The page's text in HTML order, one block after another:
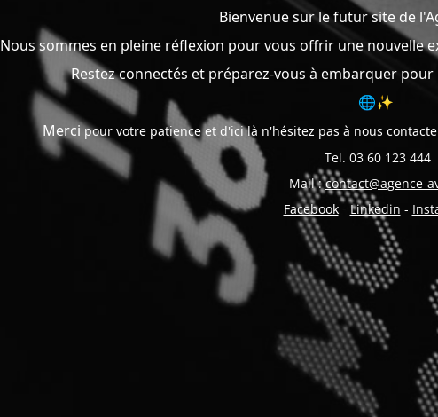
Bienvenue sur le futur site de
Nous sommes en pleine réflexion pour vous offrir une nouvelle
Restez connectés et préparez-vous à embarquer
🌐✨
Mercipour votre patience et d'ici là n'hésitez pas à nous
Tel. 03 60 123 444
Mail :contact@agence-
Facebook-Linkedin -